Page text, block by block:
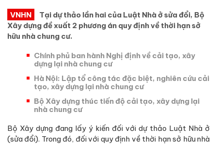
VNHN
Tại dự thảo lần hai của Luật Nhà ở sửa đổi, Bộ
Xây dựng đề xuất 2 phương án quy định về thời hạn sở
hữu nhà chung cư.
Chính phủ ban hành Nghị định về cải tạo, xây
dựng lại nhà chung cư
Hà Nội: Lập tổ công tác đặc biệt, nghiên cứu cải
tạo, xây dựng lại nhà chung cư
Bộ Xây dựng thúc tiến độ cải tạo, xây dựng lại
nhà chung cư
Bộ Xây dựng đang lấy ý kiến đối với dự thảo Luật Nhà ở
(sửa đổi). Trong đó, đối với quy định về thời hạn sở hữu nhà